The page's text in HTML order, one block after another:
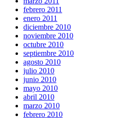
febrero 2011
enero 2011
diciembre 2010
noviembre 2010
octubre 2010
septiembre 2010
agosto 2010
julio 2010
junio 2010
mayo 2010
abril 2010
marzo 2010
febrero 2010